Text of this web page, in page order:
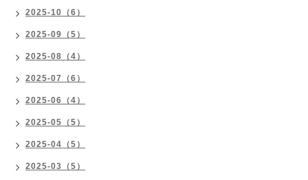
2025-10（6）
2025-09（5）
2025-08（4）
2025-07（6）
2025-06（4）
2025-05（5）
2025-04（5）
2025-03（5）